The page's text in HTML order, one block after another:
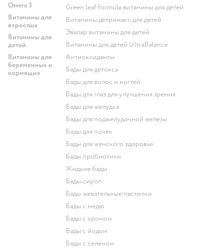
Омега 3
Витамины для
взрослых
Витамины для
детей
Витамины для
беременных и
кормящих
Green leaf formula витамины для детей
Витамины детримакс для детей
Эвалар витамины для детей
Витамины для детей UltraBalance
Антиоксиданты
Бады для детокса
Бады для волос и ногтей
Бады для глаз для улучшения зрения
Бады для желудка
Бады для поджелудочной железы
Бады для почек
Бады для женского здоровья
Бады пробиотики
Жидкие бады
Бады сироп
Бады жевательные пастилки
Бады с медю
Бады с хромом
Бады с йодом
Бады с селеном